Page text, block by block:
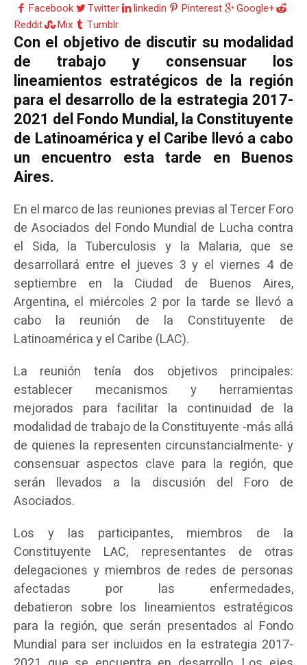
Facebook
Twitter linkedin Pinterest
Google+
Reddit
Mix Tumblr
Con el objetivo de discutir su modalidad
de trabajo y consensuar los
lineamientos estratégicos de la región
para el desarrollo de la estrategia 2017-
2021 del Fondo Mundial, la Constituyente
de Latinoamérica y el Caribe llevó a cabo
un encuentro esta tarde en Buenos
Aires.
En el marco de las reuniones previas al Tercer Foro
de Asociados del Fondo Mundial de Lucha contra
el Sida, la Tuberculosis y la Malaria, que se
desarrollará entre el jueves 3 y el viernes 4 de
septiembre en la Ciudad de Buenos Aires,
Argentina, el miércoles 2 por la tarde se llevó a
cabo la reunión de la Constituyente de
Latinoamérica y el Caribe (LAC).
La reunión tenía dos objetivos principales:
establecer mecanismos y herramientas
mejorados para facilitar la continuidad de la
modalidad de trabajo de la Constituyente -más allá
de quienes la representen circunstancialmente- y
consensuar aspectos clave para la región, que
serán llevados a la discusión del Foro de
Asociados.
Los y las participantes, miembros de la
Constituyente LAC, representantes de otras
delegaciones y miembros de redes de personas
afectadas por las enfermedades,
debatieron sobre los lineamientos estratégicos
para la región, que serán presentados al Fondo
Mundial para ser incluidos en la estrategia 2017-